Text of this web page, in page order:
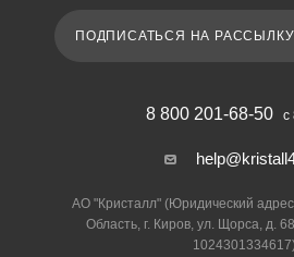
ПОДПИСАТЬСЯ НА РАССЫЛКУ
8 800 201-68-50 с
АО "Кристалл" (Юридический
Область, г. Киров, ул. Щорса, д.
1024301334617)